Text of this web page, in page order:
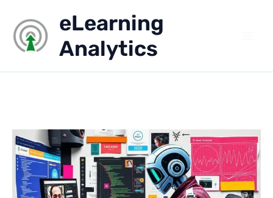
contenu
eLearning
Analytics